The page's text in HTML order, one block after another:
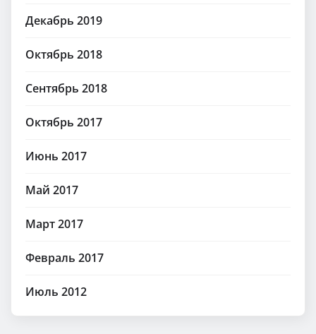
Декабрь 2019
Октябрь 2018
Сентябрь 2018
Октябрь 2017
Июнь 2017
Май 2017
Март 2017
Февраль 2017
Июль 2012